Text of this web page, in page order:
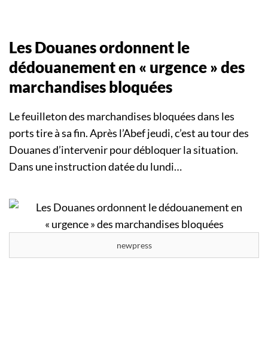
Les Douanes ordonnent le
dédouanement en « urgence » des
marchandises bloquées
Le feuilleton des marchandises bloquées dans les
ports tire à sa fin. Après l’Abef jeudi, c’est au tour des
Douanes d’intervenir pour débloquer la situation.
Dans une instruction datée du lundi…
newpress